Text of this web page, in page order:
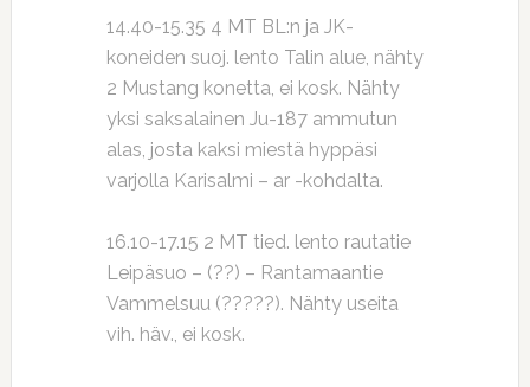
14.40-15.35 4 MT BL:n ja JK-
koneiden suoj. lento Talin alue, nähty
2 Mustang konetta, ei kosk. Nähty
yksi saksalainen Ju-187 ammutun
alas, josta kaksi miestä hyppäsi
varjolla Karisalmi – ar -kohdalta.
16.10-17.15 2 MT tied. lento rautatie
Leipäsuo – (??) – Rantamaantie
Vammelsuu (?????). Nähty useita
vih. häv., ei kosk.